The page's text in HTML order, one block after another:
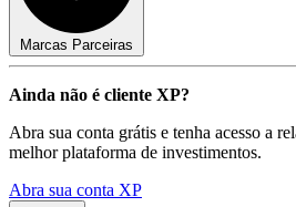
Marcas Parceiras
Ainda não é cliente XP?
Abra sua conta grátis e tenha acesso a
melhor plataforma de investimentos.
Abra sua conta XP